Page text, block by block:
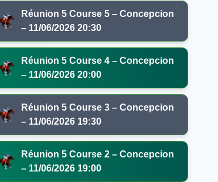
Réunion 5 Course 5 – Concepcion
– 11/06/2026 20:30
Réunion 5 Course 4 – Concepcion
– 11/06/2026 20:00
Réunion 5 Course 3 – Concepcion
– 11/06/2026 19:30
Réunion 5 Course 2 – Concepcion
– 11/06/2026 19:00